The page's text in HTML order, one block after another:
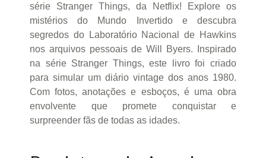
série Stranger Things, da Netflix! Explore os
mistérios do Mundo Invertido e descubra
segredos do Laboratório Nacional de Hawkins
nos arquivos pessoais de Will Byers. Inspirado
na série Stranger Things, este livro foi criado
para simular um diário vintage dos anos 1980.
Com fotos, anotações e esboços, é uma obra
envolvente que promete conquistar e
surpreender fãs de todas as idades.